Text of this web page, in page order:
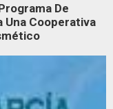
De
Cooperativa